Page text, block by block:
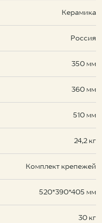
Керамика
Россия
350 мм
360 мм
510 мм
24,2 кг
Комплект крепежей
520*390*405 мм
30 кг